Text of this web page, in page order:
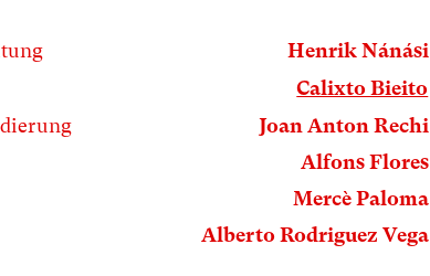
Henrik Nánási
Calixto Bieito
Joan Anton Rechi
Alfons Flores
Mercè Paloma
Alberto Rodriguez Vega